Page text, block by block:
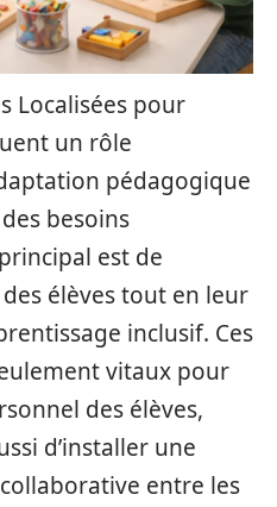
Localisées pour
un rôle
pédagogique
besoins
est de
élèves tout en leur
inclusif. Ces
vitaux pour
des élèves,
d’installer une
entre les